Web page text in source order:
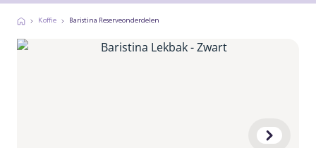
Koffie Baristina Reserveonderdelen